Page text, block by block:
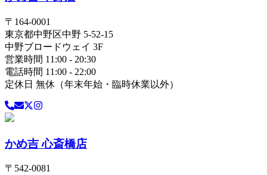
〒 164-0001
東京都中野区中野 5-52-15
中野ブロードウェイ 3F
営業時間 11:00 - 20:30
電話時間 11:00 - 22:00
定休日 無休（年末年始・臨時休業以外）
かめ吉 心斎橋店
〒 542-0081